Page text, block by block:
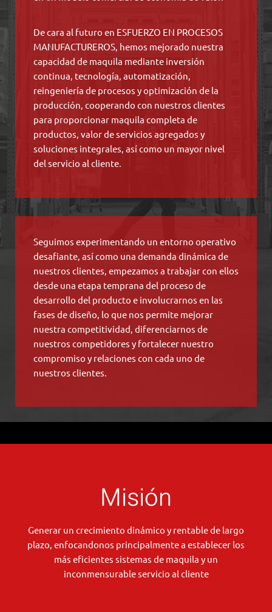
De cara al futuro en ESFUERZO EN PROCESOS
MANUFACTUREROS, hemos mejorado nuestra
capacidad de maquila mediante inversión
continua, tecnología, automatización,
reingeniería de procesos y optimización de la
producción, cooperando con nuestros clientes
para proporcionar maquila completa de
productos, valor de servicios agregados y
soluciones integrales, así como un mayor nivel
del servicio al cliente.
Seguimos experimentando un entorno operativo
desafiante, así como una demanda dinámica de
nuestros clientes, empezamos a trabajar con ellos
desde una etapa temprana del proceso de
desarrollo del producto e involucrarnos en las
fases de diseño, lo que nos permite mejorar
nuestra competitividad, diferenciarnos de
nuestros competidores y fortalecer nuestro
compromiso y relaciones con cada uno de
nuestros clientes.
Misión
Generar un crecimiento dinámico y rentable de largo
plazo, enfocandonos principalmente a establecer los
más eficientes sistemas de maquila y un
inconmensurable servicio al cliente